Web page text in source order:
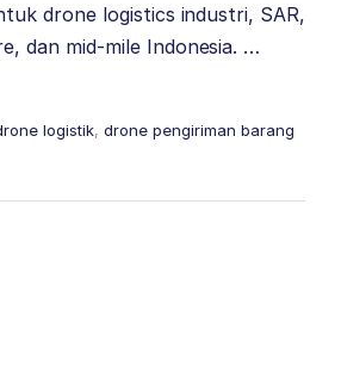
drone logistics industri, SAR,
dan mid-mile Indonesia. …
logistik, drone pengiriman barang